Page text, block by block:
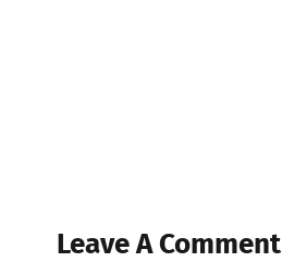
Leave A Comment